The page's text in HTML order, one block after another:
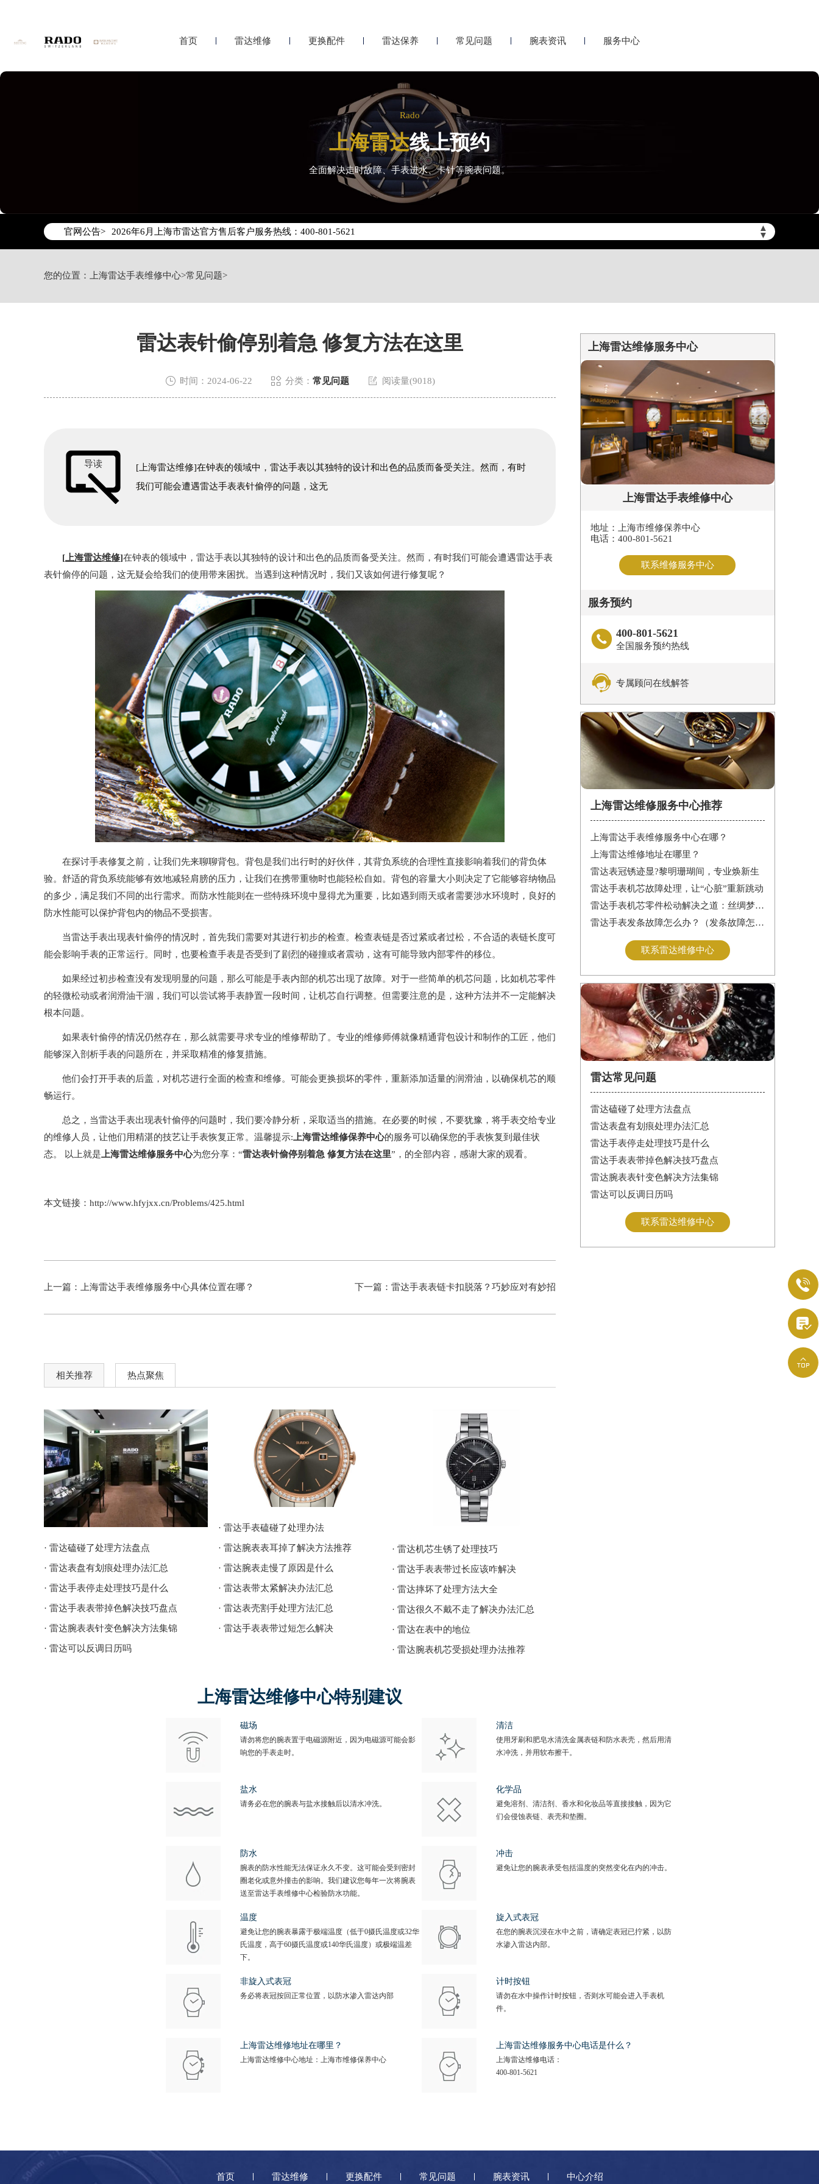
首页 雷达维修 更换配件 雷达保养 常见问题 腕表资讯 服务中心
Rado
上海雷达线上预约
全面解决走时故障、手表进水、卡针等腕表问题。
官网公告> ▲
▼
2026年6月上海市雷达官方售后客户服务热线：400-801-5621
2026年6月雷达售后服务中心最新网点地址：
上海市徐汇区虹桥路3号港汇中心写字楼2座37层3705室（需提前预约）
上海市黄浦区南京东路299号宏伊国际广场写字楼8层806室雷达售后服务中心（需提前预约）
您的位置： 上海雷达手表维修中心>常见问题>
雷达表针偷停别着急 修复方法在这里
 时间：2024-06-22  分类： 常见问题  阅读量(9018)
导读
[上海雷达维修]在钟表的领域中，雷达手表以其独特的设计和出色的品质而备受关注。然而，有时
我们可能会遭遇雷达手表表针偷停的问题，这无
[ 上海雷达维修]在钟表的领域中，雷达手表以其独特的设计和出色的品质而备受关注。然而，有时我们可能会遭遇雷达手表
表针偷停的问题，这无疑会给我们的使用带来困扰。当遇到这种情况时，我们又该如何进行修复呢？
在探讨手表修复之前，让我们先来聊聊背包。背包是我们出行时的好伙伴，其背负系统的合理性直接影响着我们的背负体
验。舒适的背负系统能够有效地减轻肩膀的压力，让我们在携带重物时也能轻松自如。背包的容量大小则决定了它能够容纳物品
的多少，满足我们不同的出行需求。而防水性能则在一些特殊环境中显得尤为重要，比如遇到雨天或者需要涉水环境时，良好的
防水性能可以保护背包内的物品不受损害。
当雷达手表出现表针偷停的情况时，首先我们需要对其进行初步的检查。检查表链是否过紧或者过松，不合适的表链长度可
能会影响手表的正常运行。同时，也要检查手表是否受到了剧烈的碰撞或者震动，这有可能导致内部零件的移位。
如果经过初步检查没有发现明显的问题，那么可能是手表内部的机芯出现了故障。对于一些简单的机芯问题，比如机芯零件
的轻微松动或者润滑油干涸，我们可以尝试将手表静置一段时间，让机芯自行调整。但需要注意的是，这种方法并不一定能解决
根本问题。
如果表针偷停的情况仍然存在，那么就需要寻求专业的维修帮助了。专业的维修师傅就像精通背包设计和制作的工匠，他们
能够深入剖析手表的问题所在，并采取精准的修复措施。
他们会打开手表的后盖，对机芯进行全面的检查和维修。可能会更换损坏的零件，重新添加适量的润滑油，以确保机芯的顺
畅运行。
总之，当雷达手表出现表针偷停的问题时，我们要冷静分析，采取适当的措施。在必要的时候，不要犹豫，将手表交给专业
的维修人员，让他们用精湛的技艺让手表恢复正常。温馨提示: 上海雷达维修保养中心的服务可以确保您的手表恢复到最佳状
态。 以上就是 上海雷达维修服务中心为您分享：“雷达表针偷停别着急 修复方法在这里”，的全部内容，感谢大家的观看。
本文链接：http://www.hfyjxx.cn/Problems/425.html
上一篇： 上海雷达手表维修服务中心具体位置在哪？ 下一篇： 雷达手表表链卡扣脱落？巧妙应对有妙招
相关推荐 热点聚焦
· 雷达磕碰了处理方法盘点
· 雷达表盘有划痕处理办法汇总
· 雷达手表停走处理技巧是什么
· 雷达手表表带掉色解决技巧盘点
· 雷达腕表表针变色解决方法集锦
· 雷达可以反调日历吗
· 雷达手表磕碰了处理办法
· 雷达腕表表耳掉了解决方法推荐
· 雷达腕表走慢了原因是什么
· 雷达表带太紧解决办法汇总
· 雷达表壳割手处理方法汇总
· 雷达手表表带过短怎么解决
· 雷达机芯生锈了处理技巧
· 雷达手表表带过长应该咋解决
· 雷达摔坏了处理方法大全
· 雷达很久不戴不走了解决办法汇总
· 雷达在表中的地位
· 雷达腕表机芯受损处理办法推荐
上海雷达维修中心特别建议
磁场
请勿将您的腕表置于电磁源附近，因为电磁源可能会影
响您的手表走时。
清洁
使用牙刷和肥皂水清洗金属表链和防水表壳，然后用清
水冲洗，并用软布擦干。
盐水
请务必在您的腕表与盐水接触后以清水冲洗。
化学品
避免溶剂、清洁剂、香水和化妆品等直接接触，因为它
们会侵蚀表链、表壳和垫圈。
防水
腕表的防水性能无法保证永久不变。这可能会受到密封
圈老化或意外撞击的影响。我们建议您每年一次将腕表
送至雷达手表维修中心检验防水功能。
冲击
避免让您的腕表承受包括温度的突然变化在内的冲击。
温度
避免让您的腕表暴露于极端温度（低于0摄氏温度或32华
氏温度，高于60摄氏温度或140华氏温度）或极端温差
下。
旋入式表冠
在您的腕表沉浸在水中之前，请确定表冠已拧紧，以防
水渗入雷达内部。
非旋入式表冠
务必将表冠按回正常位置，以防水渗入雷达内部
计时按钮
请勿在水中操作计时按钮，否则水可能会进入手表机
件。
上海雷达维修地址在哪里？
上海雷达维修中心地址：上海市维修保养中心
上海雷达维修服务中心电话是什么？
上海雷达维修电话：
400-801-5621
上海雷达维修服务中心
上海雷达手表维修中心
地址：上海市维修保养中心
电话：400-801-5621
联系维修服务中心
服务预约
 400-801-5621
全国服务预约热线
 专属顾问在线解答
上海雷达维修服务中心推荐
上海雷达手表维修服务中心在哪？
上海雷达维修地址在哪里？
雷达表冠锈迹显?黎明珊瑚间，专业焕新生
雷达手表机芯故障处理，让“心脏”重新跳动
雷达手表机芯零件松动解决之道：丝绸梦境守护时间之轮
雷达手表发条故障怎么办？（发条故障怎么办）
联系雷达维修中心
雷达常见问题
雷达磕碰了处理方法盘点
雷达表盘有划痕处理办法汇总
雷达手表停走处理技巧是什么
雷达手表表带掉色解决技巧盘点
雷达腕表表针变色解决方法集锦
雷达可以反调日历吗
联系雷达维修中心
首页 雷达维修 更换配件 常见问题 腕表资讯 中心介绍


